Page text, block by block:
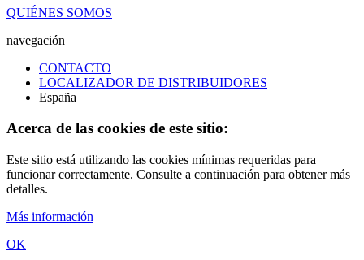
QUIÉNES SOMOS
navegación
CONTACTO
LOCALIZADOR DE DISTRIBUIDORES
España
Acerca de las cookies de este sitio:
Este sitio está utilizando las cookies mínimas requeridas para
funcionar correctamente. Consulte a continuación para obtener más
detalles.
Más información
OK